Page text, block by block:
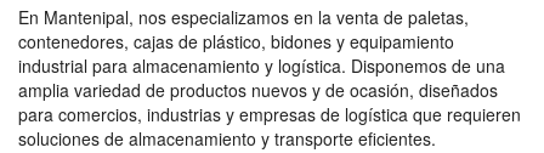
En Mantenipal, nos especializamos en la venta de paletas,
contenedores, cajas de plástico, bidones y equipamiento
industrial para almacenamiento y logística. Disponemos de una
amplia variedad de productos nuevos y de ocasión, diseñados
para comercios, industrias y empresas de logística que requieren
soluciones de almacenamiento y transporte eficientes.